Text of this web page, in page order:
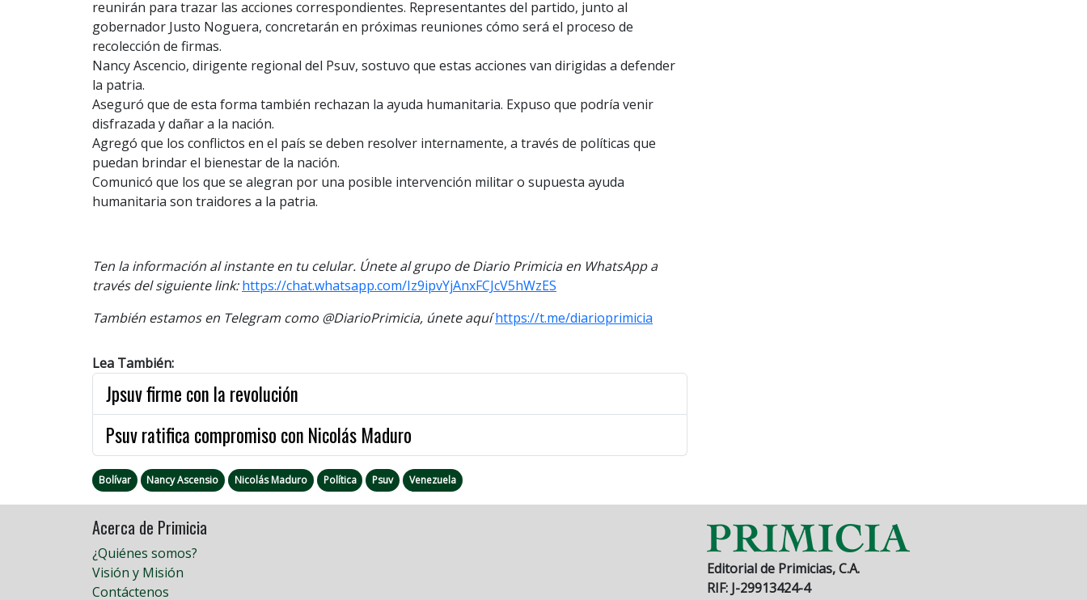
reunirán para trazar las acciones correspondientes. Representantes del partido, junto al
gobernador Justo Noguera, concretarán en próximas reuniones cómo será el proceso de
recolección de firmas.
Nancy Ascencio, dirigente regional del Psuv, sostuvo que estas acciones van dirigidas a defender
la patria.
Aseguró que de esta forma también rechazan la ayuda humanitaria. Expuso que podría venir
disfrazada y dañar a la nación.
Agregó que los conflictos en el país se deben resolver internamente, a través de políticas que
puedan brindar el bienestar de la nación.
Comunicó que los que se alegran por una posible intervención militar o supuesta ayuda
humanitaria son traidores a la patria.
Ten la información al instante en tu celular. Únete al grupo de Diario Primicia en WhatsApp a
través del siguiente link:https://chat.whatsapp.com/Iz9ipvYjAnxFCJcV5hWzES
También estamos en Telegram como @DiarioPrimicia, únete aquí https://t.me/diarioprimicia
Lea También:
Jpsuv firme con la revolución
Psuv ratifica compromiso con Nicolás Maduro
Bolívar Nancy Ascensio Nicolás Maduro Política Psuv Venezuela
Acerca de Primicia
¿Quiénes somos?
Visión y Misión
Contáctenos
Editorial de Primicias, C.A.
RIF: J-29913424-4